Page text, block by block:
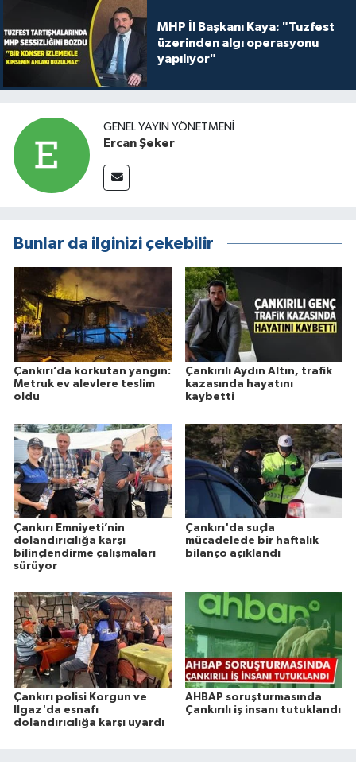
MHP İl Başkanı Kaya: "Tuzfest
üzerinden algı operasyonu
yapılıyor"
GENEL YAYIN YÖNETMENI
Ercan Şeker
Bunlar da ilginizi çekebilir
Çankırı’da korkutan yangın:
Metruk ev alevlere teslim
oldu
Çankırılı Aydın Altın, trafik
kazasında hayatını
kaybetti
Çankırı Emniyeti’nin
dolandırıcılığa karşı
bilinçlendirme çalışmaları
sürüyor
Çankırı'da suçla
mücadelede bir haftalık
bilanço açıklandı
Çankırı polisi Korgun ve
Ilgaz'da esnafı
dolandırıcılığa karşı uyardı
AHBAP soruşturmasında
Çankırılı iş insanı tutuklandı